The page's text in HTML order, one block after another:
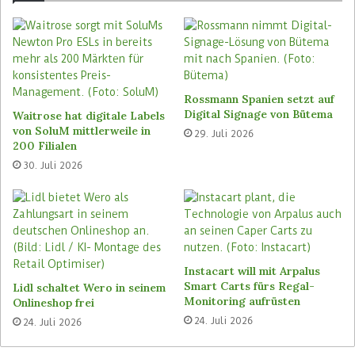
Fachkräftemangels könnten sich die wenigen gut
ausgebildeten Kräfte anderen wichtigen
Aufgaben in der Küche und im Service widmen.
Er ergänzt einen weiteren Vorteil: „Als Koch kann
ich meine Rezepte einfach abspeichern und somit
auch in gewisser Weise für alle Zeiten
verewigen.“
Der Goodbytz Küchen-Roboter ist modular
aufgebaut. Die Zutaten verwahrt das System in
einem Storage-Modul mit 48 oder in der
Hochvolumen Konfiguration 72 Beladungs-Slots.
Ein sogenanntes Cooking-Modul bereitet die
Gerichte in acht Kochzonen zu. Mit 24 Beladungs-
Slots kann das Topping-Modul weitere rohe
Zutaten zuführen. Für das Anrichten der Speisen
Serving-Modul. Das System verfügt darüber
Waitrose hat digitale Labels
von SoluM mittlerweile in
200 Filialen
30. Juli 2026
Rossmann Spanien setzt auf
Digital Signage von Bütema
29. Juli 2026
Lidl schaltet Wero in seinem
Onlineshop frei
24. Juli 2026
Instacart will mit Arpalus
Smart Carts fürs Regal-
Monitoring aufrüsten
24. Juli 2026